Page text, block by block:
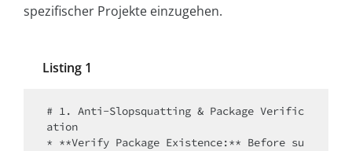
spezifischer Projekte einzugehen.
Listing 1
# 1. Anti-Slopsquatting & Package Verific
ation
* **Verify Package Existence:** Before su